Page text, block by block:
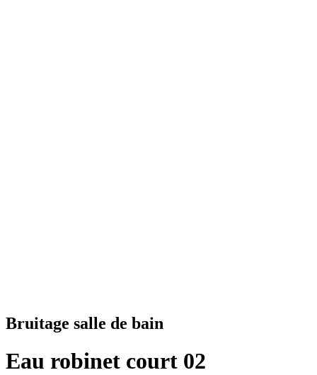
Bruitage salle de bain
Eau robinet court 02